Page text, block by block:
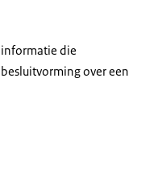
die
over een